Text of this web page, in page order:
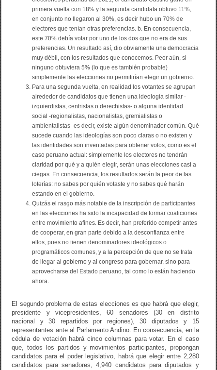
primera vuelta con 18% y la segunda candidata obtuvo 11%,
en conjunto no llegaron al 30%, es decir hubo un 70% de
electores que tenían otras preferencias. b. En consecuencia,
este 70% debía votar por uno de los dos que no era de sus
preferencias. Un resultado así, dio obviamente una democracia
muy débil, con los resultados que conocemos. Peor aún, si
ninguno obtuviera 5% (lo que es también probable)
simplemente las elecciones no permitirían elegir un gobierno.
Para una segunda vuelta, en realidad los votantes se agrupan
alrededor de candidatos que tienen una ideología similar -
izquierdistas, centristas o derechistas- o alguna identidad
social -regionalistas, nacionalistas, gremialistas o
ambientalistas- es decir, existe algún denominador común. Qué
sucede cuando las ideologías son poco claras o no existen y
las identidades son inventadas para obtener votos, como es el
caso peruano actual: simplemente los electores no tendrán
claridad por qué y a quién elegir, serán unas elecciones casi a
ciegas. En consecuencia, los resultados serán la peor de las
loterías: no sabes por quién votaste y no sabes qué harán
estando en el gobierno.
Quizás el rasgo más notable de la inscripción de participantes
en las elecciones ha sido la incapacidad de formar coaliciones
entre movimiento afines. Es decir, han preferido competir antes
de cooperar, en gran parte debido a la desconfianza entre
ellos, pues no tienen denominadores ideológicos o
programáticos comunes, y a la percepción de que no se trata
de llegar al gobierno y al congreso para gobernar, sino para
aprovecharse del Estado peruano, tal como lo están haciendo
ahora.
El segundo problema de estas elecciones es que habrá que elegir,
presidente y vicepresidentes, 60 senadores (30 en distrito
nacional y 30 repartidos por regiones), 30 diputados y 15
representantes ante al Parlamento Andino. En consecuencia, en la
cédula de votación habrá cinco columnas para votar. En el caso
que, todos los partidos y movimientos participantes, propongan
candidatos para el poder legislativo, habrá que elegir entre 2,280
candidatos para senadores, 4,940 candidatos para diputados y